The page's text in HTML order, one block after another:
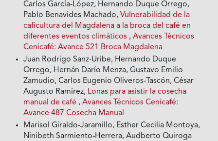
Carlos García-López, Hernando Duque Orrego,
Pablo Benavides Machado,Vulnerabilidad de la
caficultura del Magdalena a la broca del café en
diferentes eventos climáticos ,Avances Técnicos
Cenicafé: Avance 521 Broca Magdalena
Juan Rodrigo Sanz-Uribe, Hernando Duque
Orrego, Hernán Darío Menza, Gustavo Emilio
Zamudio, Carlos Eugenio Oliveros-Tascón, César
Augusto Ramírez, Lonas para asistir la cosecha
manual de café ,Avances Técnicos Cenicafé:
Avance 487 Cosecha Manual
Marisol Giraldo-Jaramillo, Esther Cecilia Montoya,
Ninibeth Sarmiento-Herrera, Audberto Quiroga